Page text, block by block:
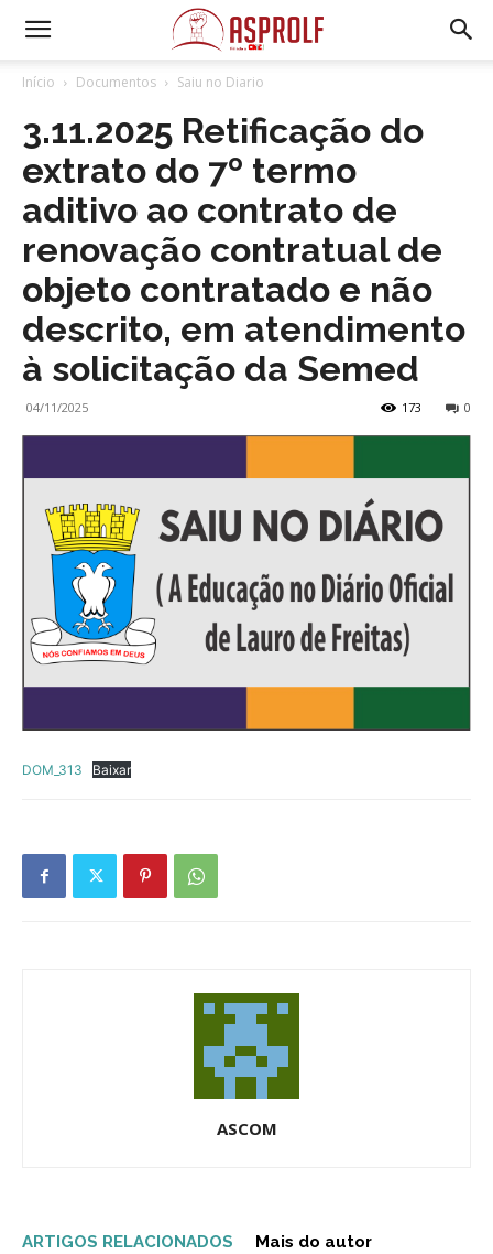
Início Documentos Saiu no Diario
3.11.2025 Retificação do
extrato do 7º termo
aditivo ao contrato de
renovação contratual de
objeto contratado e não
descrito, em atendimento
à solicitação da Semed
04/11/2025 0
173
DOM_313 Baixar
ASCOM
ARTIGOS RELACIONADOS Mais do autor